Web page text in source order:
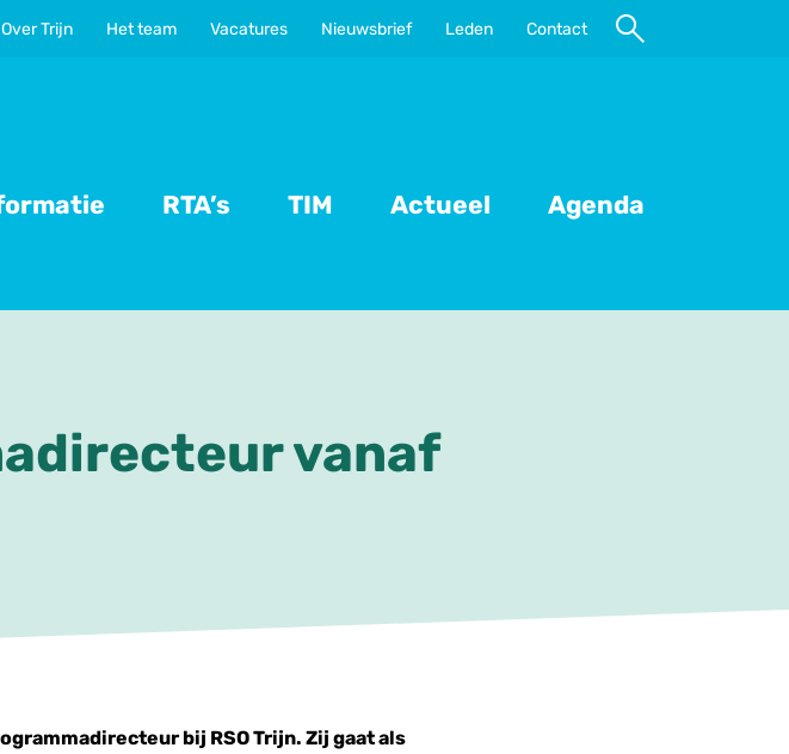
RTA’s TIM Actueel Agenda
Over Trijn Het team Vacatures Nieuwsbrief Leden Contact
Naar
vanaf
bij RSO Trijn. Zij gaat als